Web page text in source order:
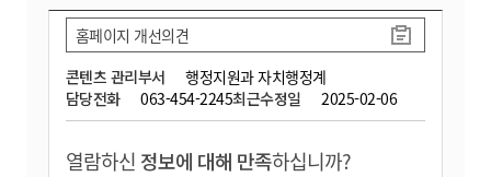
콘텐츠 관리부서
행정지원과 자치행정계
담당전화
063-454-2245최근수정일 2025-02-06
홈페이지 개선의견
열람하신 정보에 대해 만족하십니까?